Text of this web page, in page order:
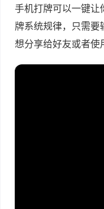
手机打牌可以一键让
牌系统规律，只需
想分享给好友或者使